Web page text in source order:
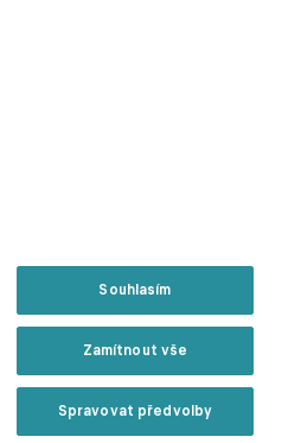
Souhlasím
Zamítnout vše
Spravovat předvolby